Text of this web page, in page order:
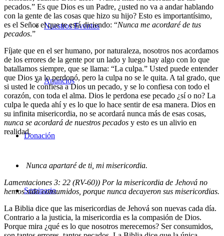
Nuestros Eventos
Anuncios
Donación
Seminario
pecados.” Es que Dios es un Padre, ¿usted no va a andar hablando
con la gente de las cosas que hizo su hijo? Esto es importantísimo,
es el Señor el que te está diciendo: “Nunca me acordaré de tus
pecados.”
Fíjate que en el ser humano, por naturaleza, nosotros nos acordamos
de los errores de la gente por un lado y luego hay algo con lo que
batallamos siempre, que se llama: “La culpa.” Usted puede entender
que Dios ya lo perdonó, pero la culpa no se le quita. A tal grado, que
si usted le confiesa a Dios un pecado, y se lo confiesa con todo el
corazón, con toda el alma. Dios le perdona ese pecado ¿sí o no? La
culpa le queda ahí y es lo que lo hace sentir de esa manera. Dios en
su infinita misericordia, no se acordará nunca más de esas cosas,
nunca se acordará de nuestros pecados y esto es un alivio en
realidad.
Nunca apartaré de ti, mi misericordia.
Lamentaciones 3: 22 (RV-60)) Por la misericordia de Jehová no
hemos sido consumidos, porque nunca decayeron sus misericordias.
La Biblia dice que las misericordias de Jehová son nuevas cada día.
Contrario a la justicia, la misericordia es la compasión de Dios.
Porque mira ¿qué es lo que nosotros merecemos? Ser consumidos,